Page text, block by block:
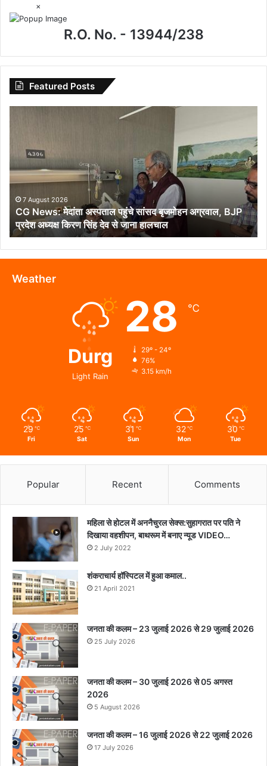
×
R.O. No. - 13944/238
Featured Posts
अस्पताल
पहुंचे
सांसद
बृजमोहन
अग्रवाल,
BJP
प्रदेश
अध्यक्ष
किरण
सिंह
देव
7 August 2026
CG News: मेदांता अस्पताल पहुंचे सांसद बृजमोहन अग्रवाल, BJP
प्रदेश अध्यक्ष किरण सिंह देव से जाना हालचाल
Weather
Durg
Light Rain
28 ℃
29º - 24º
76%
3.15 km/h
29 ℃
Fri
25 ℃
Sat
31 ℃
Sun
32 ℃
Mon
30 ℃
Tue
Popular Recent Comments
महिला से होटल में अननैचुरल सेक्स:सुहागरात पर पति ने
दिखाया वहशीपन, बाथरूम में बनाए न्यूड VIDEO…
2 July 2022
शंकराचार्य हॉस्पिटल में हुआ कमाल..
21 April 2021
जनता की कलम – 23 जुलाई 2026 से 29 जुलाई 2026
25 July 2026
जनता की कलम – 30 जुलाई 2026 से 05 अगस्त
2026
5 August 2026
जनता की कलम – 16 जुलाई 2026 से 22 जुलाई 2026
17 July 2026